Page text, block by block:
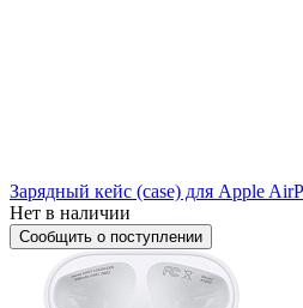
Зарядный кейс (case) для Apple
Нет в наличии
Сообщить о поступлении